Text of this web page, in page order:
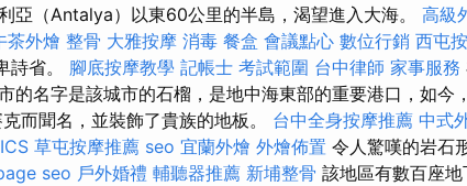
亞（Antalya）以東60公里的半島，渴望進入大海。 高級
茶外燴 整骨 大雅按摩 消毒 餐盒 會議點心 數位行銷 西屯
詩省。 腳底按摩教學 記帳士 考試範圍 台中律師 家事服務
的名字是該城市的石榴，是地中海東部的重要港口，如今
而聞名，並裝飾了貴族的地板。 台中全身按摩推薦 中式
草屯按摩推薦 seo 宜蘭外燴 外燴佈置 令人驚嘆的岩石
seo 戶外婚禮 輔聽器推薦 新埔整骨 該地區有數百座